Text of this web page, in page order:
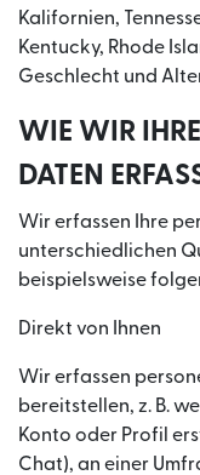
Kalifornien,
Kentucky, Rhode
Geschlecht und
WIE WIR
DATEN
Wir erfassen Ihre
unterschiedlichen
beispielsweise
Direkt von Ihnen
Wir erfassen
bereitstellen, z. B.
Konto oder Profil
Chat), an einer